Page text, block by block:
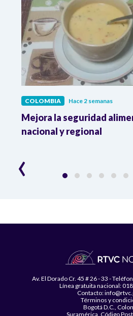
COLOMBIA Hace 2 semanas
Mejora la seguridad
nacional y regional
‹
Av. El Dorado Cr. 45 # 26 - 33 -
Línea gratuita nacional:
Contacto:
Términos y
Bogotá D.C.,
Suramérica, Código